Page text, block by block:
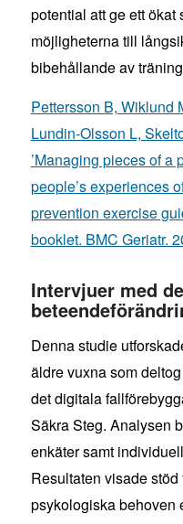
potential att ge ett ökat
möjligheterna till
bibehållande av
Pettersson B, Wiklund
Lundin-Olsson L,
’Managing pieces of a
people’s experiences
prevention exercise
booklet. BMC Geriatr.
Intervjuer med
Denna studie
äldre vuxna som
det digitala
Säkra Steg. Analysen
enkäter samt
Resultaten visade
psykologiska behoven